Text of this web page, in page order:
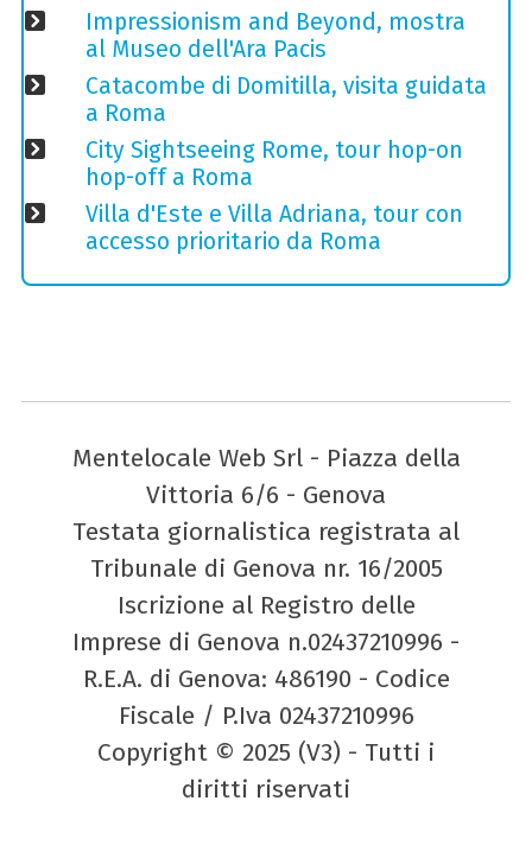
Impressionism and Beyond, mostra
al Museo dell'Ara Pacis
Catacombe di Domitilla, visita guidata
a Roma
City Sightseeing Rome, tour hop-on
hop-off a Roma
Villa d'Este e Villa Adriana, tour con
accesso prioritario da Roma
Mentelocale Web Srl - Piazza della
Vittoria 6/6 - Genova
Testata giornalistica registrata al
Tribunale di Genova nr. 16/2005
Iscrizione al Registro delle
Imprese di Genova n.02437210996 -
R.E.A. di Genova: 486190 - Codice
Fiscale / P.Iva 02437210996
Copyright © 2025 (V3) - Tutti i
diritti riservati